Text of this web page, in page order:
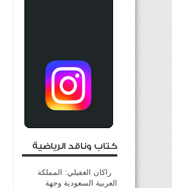
كتاب وناقد الرياضية
راكان الغفيلي: المملكة
العربية السعودية وجهة